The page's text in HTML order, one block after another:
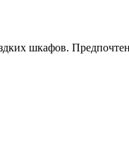
шкафов.